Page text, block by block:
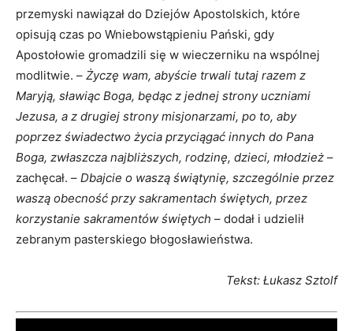
przemyski nawiązał do Dziejów Apostolskich, które
opisują czas po Wniebowstąpieniu Pański, gdy
Apostołowie gromadzili się w wieczerniku na wspólnej
modlitwie. – Życzę wam, abyście trwali tutaj razem z
Maryją, sławiąc Boga, będąc z jednej strony uczniami
Jezusa, a z drugiej strony misjonarzami, po to, aby
poprzez świadectwo życia przyciągać innych do Pana
Boga, zwłaszcza najbliższych, rodzinę, dzieci, młodzież –
zachęcał. – Dbajcie o waszą świątynię, szczególnie przez
waszą obecność przy sakramentach świętych, przez
korzystanie sakramentów świętych – dodał i udzielił
zebranym pasterskiego błogosławieństwa.
Tekst: Łukasz Sztolf